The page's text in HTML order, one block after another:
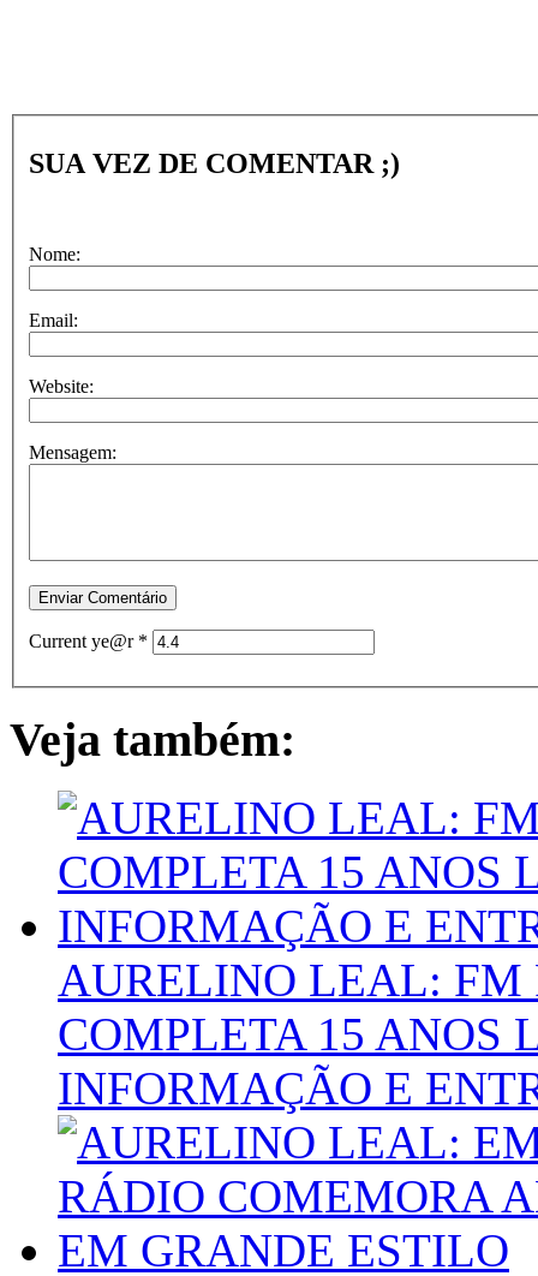
SUA VEZ DE COMENTAR ;)
Nome:
Email:
Website:
Mensagem:
Current ye@r *
Veja também:
AURELINO LEAL: FM
COMPLETA 15 ANOS
INFORMAÇÃO E